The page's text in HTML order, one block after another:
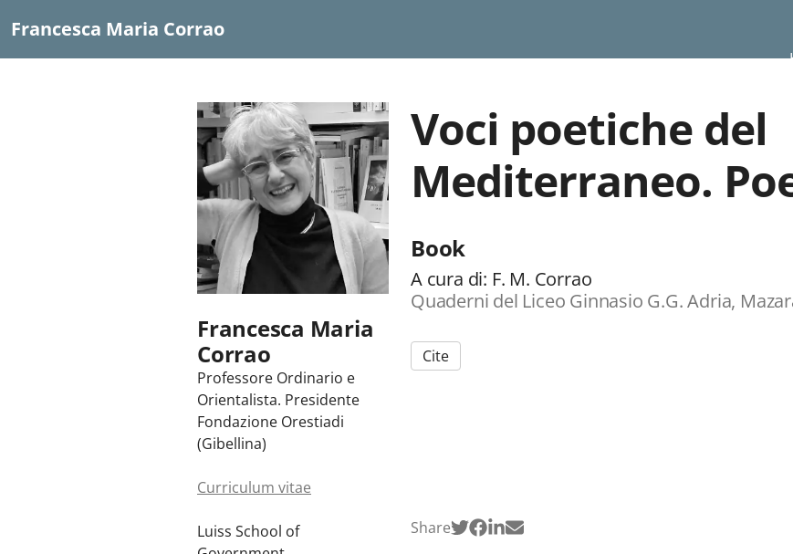
Francesca Maria Corrao
Francesca Maria
Corrao
Professore Ordinario e
Orientalista. Presidente
Fondazione Orestiadi
(Gibellina)
Curriculum vitae
Luiss School of
Voci poetiche del
Mediterraneo.
Book
A cura di: F. M. Corrao
Quaderni del Liceo Ginnasio G.G. Adria,
Cite
Share